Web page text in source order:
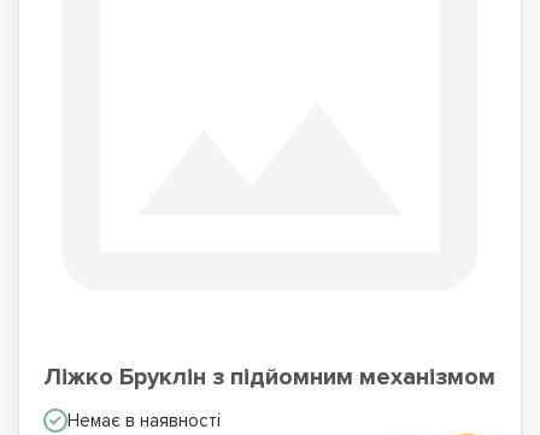
Ліжко Бруклін з підйомним механізмом
Немає в наявності